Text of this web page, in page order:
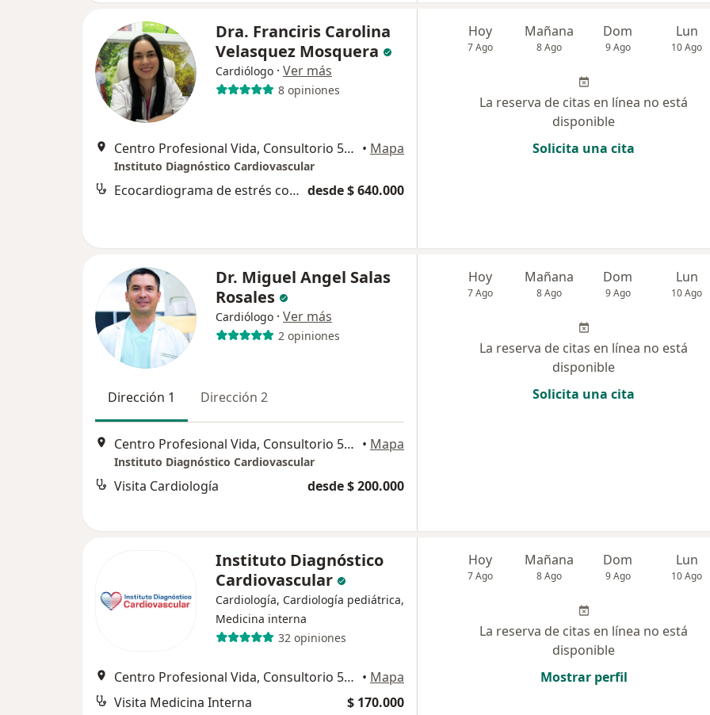
Dra. Franciris Carolina
Velasquez Mosquera
Cardiólogo · Ver más
8 opiniones
Centro Profesional Vida, Consultorio 507, Cl. 5d #38A – 35 Torre 2 Piso 5, Cali • Mapa
Instituto Diagnóstico Cardiovascular
Ecocardiograma de estrés con prueba de esfuerzo desde $ 640.000
Hoy
7 Ago
Mañana
8 Ago
Dom
9 Ago
Lun
10 Ago
La reserva de citas en línea no está
disponible
Solicita una cita
Dr. Miguel Angel Salas
Rosales
Cardiólogo · Ver más
2 opiniones
Dirección 1 Dirección 2
Centro Profesional Vida, Consultorio 507, Cl. 5d #38A – 35 Torre 2 Piso 5, Cali • Mapa
Instituto Diagnóstico Cardiovascular
Visita Cardiología desde $ 200.000
Hoy
7 Ago
Mañana
8 Ago
Dom
9 Ago
Lun
10 Ago
La reserva de citas en línea no está
disponible
Solicita una cita
Instituto Diagnóstico
Cardiovascular
Cardiología, Cardiología pediátrica,
Medicina interna
32 opiniones
Centro Profesional Vida, Consultorio 507, Cl. 5d #38A – 35 Torre 2 Piso 5, Cali • Mapa
Visita Medicina Interna
$ 170.000
Hoy
7 Ago
Mañana
8 Ago
Dom
9 Ago
Lun
10 Ago
La reserva de citas en línea no está
disponible
Mostrar perfil